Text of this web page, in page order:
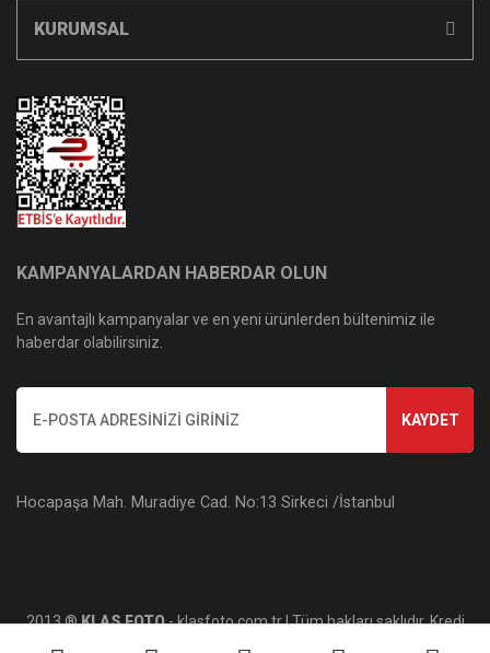
KURUMSAL
KAMPANYALARDAN HABERDAR OLUN
En avantajlı kampanyalar ve en yeni ürünlerden bültenimiz ile
haberdar olabilirsiniz.
KAYDET
Hocapaşa Mah. Muradiye Cad. No:13 Sirkeci /İstanbul
2013 ®KLAS FOTO- klasfoto.com.tr | Tüm hakları saklıdır. Kredi